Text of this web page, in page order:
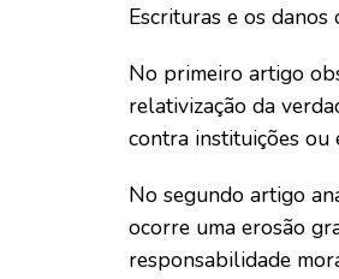
Escrituras e os danos
No primeiro artigo
relativização da
contra instituições ou
No segundo artigo
ocorre uma erosão
responsabilidade